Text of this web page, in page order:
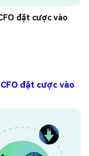
đặt cược vào
đặt cược vào